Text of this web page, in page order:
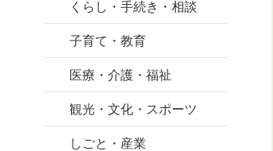
くらし・手続き・相談
子育て・教育
医療・介護・福祉
観光・文化・スポーツ
しごと・産業